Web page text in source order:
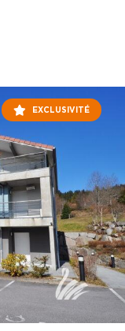
EXCLUSIVITÉ